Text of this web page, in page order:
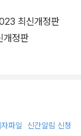
최신개정판
개정판
파일 신간알림 신청